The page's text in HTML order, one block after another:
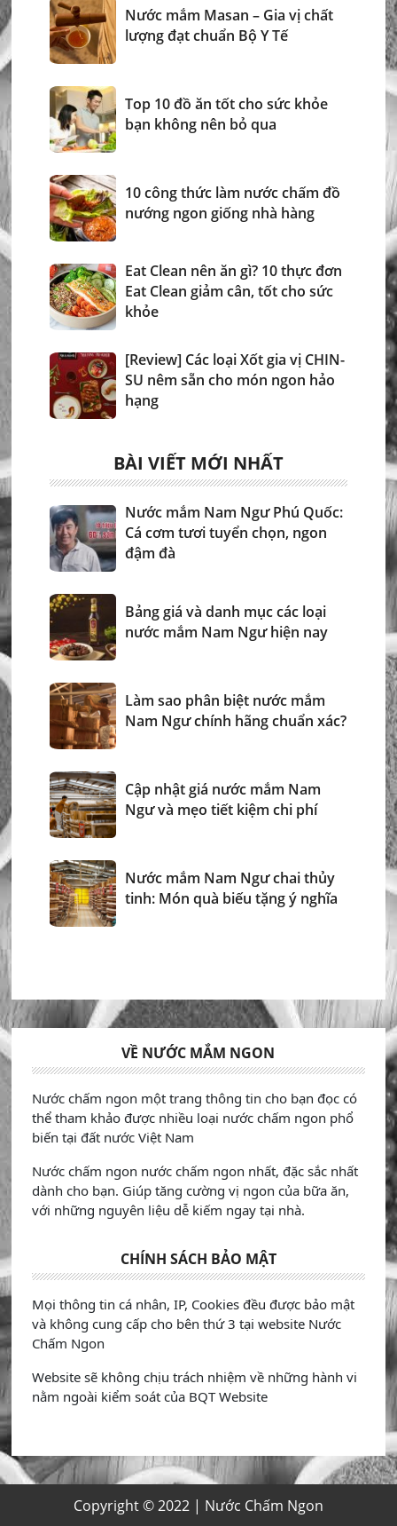
Nước mắm Masan – Gia vị chất
lượng đạt chuẩn Bộ Y Tế
Top 10 đồ ăn tốt cho sức khỏe
bạn không nên bỏ qua
10 công thức làm nước chấm đồ
nướng ngon giống nhà hàng
Eat Clean nên ăn gì? 10 thực đơn
Eat Clean giảm cân, tốt cho sức
khỏe
[Review] Các loại Xốt gia vị CHIN-
SU nêm sẵn cho món ngon hảo
hạng
BÀI VIẾT MỚI NHẤT
Nước mắm Nam Ngư Phú Quốc:
Cá cơm tươi tuyển chọn, ngon
đậm đà
Bảng giá và danh mục các loại
nước mắm Nam Ngư hiện nay
Làm sao phân biệt nước mắm
Nam Ngư chính hãng chuẩn xác?
Cập nhật giá nước mắm Nam
Ngư và mẹo tiết kiệm chi phí
Nước mắm Nam Ngư chai thủy
tinh: Món quà biếu tặng ý nghĩa
VỀ NƯỚC MẮM NGON
Nước chấm ngon một trang thông tin cho bạn đọc có
thể tham khảo được nhiều loại nước chấm ngon phổ
biến tại đất nước Việt Nam
Nước chấm ngon nước chấm ngon nhất, đặc sắc nhất
dành cho bạn. Giúp tăng cường vị ngon của bữa ăn,
với những nguyên liệu dễ kiếm ngay tại nhà.
CHÍNH SÁCH BẢO MẬT
Mọi thông tin cá nhân, IP, Cookies đều được bảo mật
và không cung cấp cho bên thứ 3 tại website Nước
Chấm Ngon
Website sẽ không chịu trách nhiệm về những hành vi
nằm ngoài kiểm soát của BQT Website
Copyright © 2022 | Nước Chấm Ngon